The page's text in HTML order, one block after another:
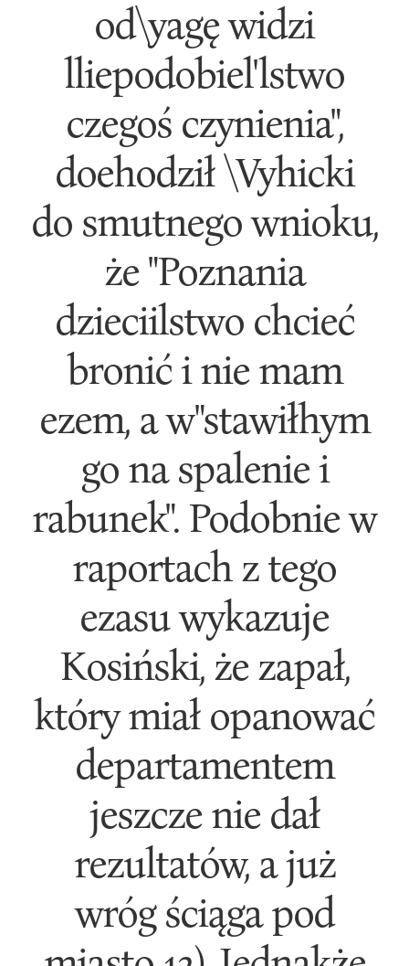
od\yagę widzi
lliepodobiel'lstwo
czegoś czynienia",
doehodził \Vyhicki
do smutnego wnioku,
że "Poznania
dzieciilstwo chcieć
bronić i nie mam
ezem, a w"stawiłhym
go na spalenie i
rabunek". Podobnie w
raportach z tego
ezasu wykazuje
Kosiński, że zapał,
który miał opanować
departamentem
jeszcze nie dał
rezultatów, a już
wróg ściąga pod